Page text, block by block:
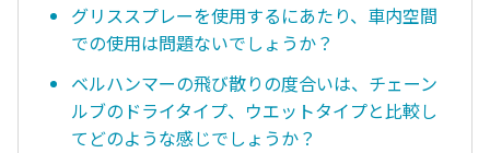
グリススプレーを使用するにあたり、車内空間
での使用は問題ないでしょうか？
ベルハンマーの飛び散りの度合いは、チェーン
ルブのドライタイプ、ウエットタイプと比較し
てどのような感じでしょうか？